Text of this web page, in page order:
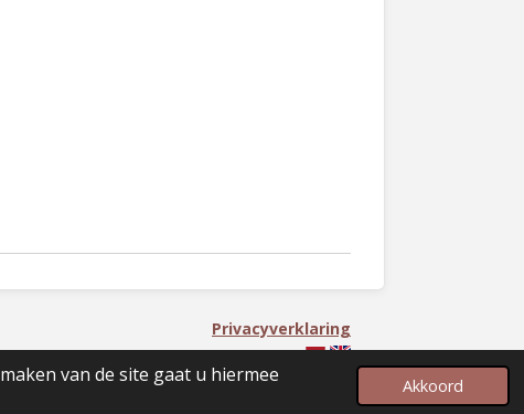
van de site gaat u hiermee
Akkoord
Privacyverklaring